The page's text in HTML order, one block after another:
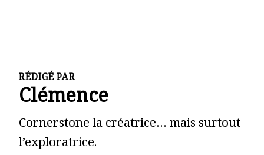
RÉDIGÉ PAR
Clémence
Cornerstone la créatrice… mais surtout
l’exploratrice.